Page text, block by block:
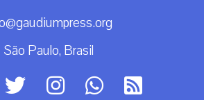
São Paulo, Brasil